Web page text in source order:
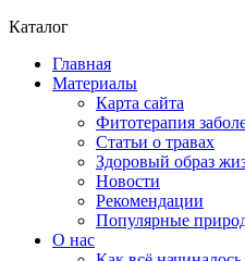
Каталог
Главная
Материалы
Карта сайта
Фитотерапия
Статьи о травах
Здоровый образ
Новости
Рекомендации
Популярные
О нас